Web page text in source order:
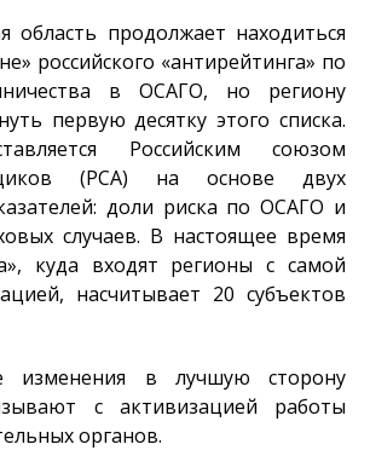
область продолжает находиться
российского «антирейтинга» по
в ОСАГО, но региону
первую десятку этого списка.
Российским союзом
(РСА) на основе двух
доли риска по ОСАГО и
случаев. В настоящее время
куда входят регионы с самой
насчитывает 20 субъектов
изменения в лучшую сторону
с активизацией работы
органов.